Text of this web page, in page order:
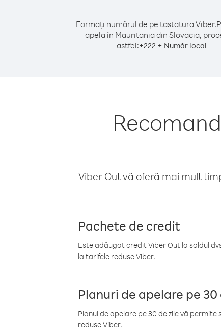
Formați numărul de pe tastatura Viber.
apela în Mauritania din Slovacia,
astfel:+222+ Număr local
Viber Out vă oferă mai mult
Pachete de credit
Este adăugat credit Viber Out la soldul
la tarifele reduse Viber.
Planuri de apelare pe 30
Planul de apelare pe 30 de zile vă
reduse Viber.